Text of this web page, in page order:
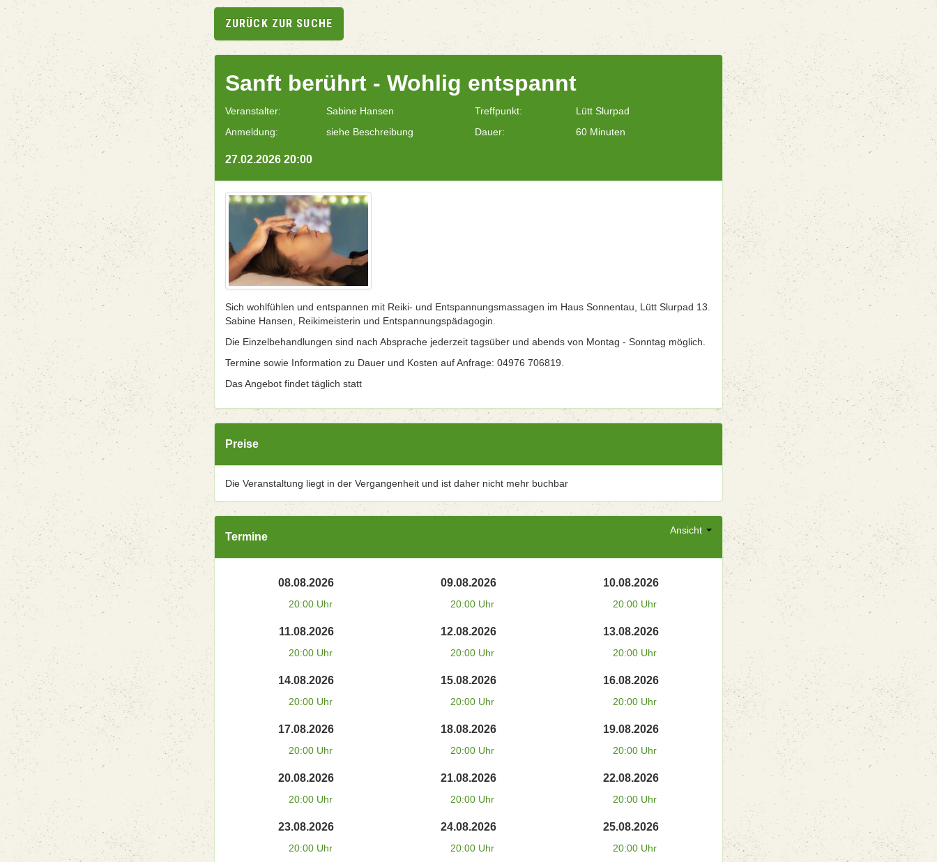
ZURÜCK ZUR SUCHE
Sanft berührt - Wohlig entspannt
Veranstalter: Sabine Hansen Treffpunkt:
Lütt Slurpad
Anmeldung:
siehe Beschreibung Dauer: 60 Minuten
27.02.2026 20:00
Sich wohlfühlen und entspannen mit Reiki- und Entspannungsmassagen im Haus Sonnentau, Lütt Slurpad 13.
Sabine Hansen, Reikimeisterin und Entspannungspädagogin.
Die Einzelbehandlungen sind nach Absprache jederzeit tagsüber und abends von Montag - Sonntag möglich.
Termine sowie Information zu Dauer und Kosten auf Anfrage: 04976 706819.
Das Angebot findet täglich statt
Preise
Die Veranstaltung liegt in der Vergangenheit und ist daher nicht mehr buchbar
Ansicht
Termine
08.08.2026
20:00 Uhr
09.08.2026
20:00 Uhr
10.08.2026
20:00 Uhr
11.08.2026
20:00 Uhr
12.08.2026
20:00 Uhr
13.08.2026
20:00 Uhr
14.08.2026
20:00 Uhr
15.08.2026
20:00 Uhr
16.08.2026
20:00 Uhr
17.08.2026
20:00 Uhr
18.08.2026
20:00 Uhr
19.08.2026
20:00 Uhr
20.08.2026
20:00 Uhr
21.08.2026
20:00 Uhr
22.08.2026
20:00 Uhr
23.08.2026
20:00 Uhr
24.08.2026
20:00 Uhr
25.08.2026
20:00 Uhr